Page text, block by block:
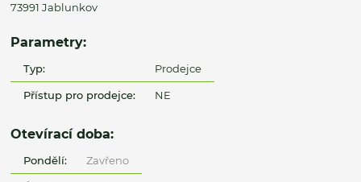
73991 Jablunkov
Parametry:
Typ: Prodejce
Přístup pro prodejce: NE
Otevírací doba:
Pondělí: Zavřeno